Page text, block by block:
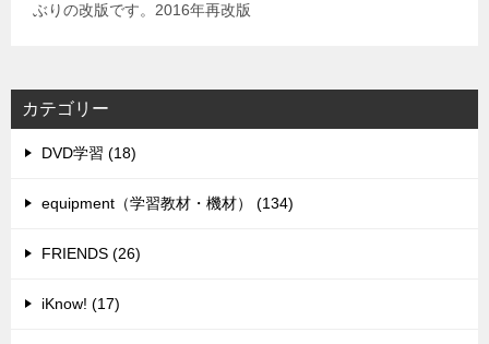
ぶりの改版です。2016年再改版
カテゴリー
DVD学習 (18)
equipment（学習教材・機材） (134)
FRIENDS (26)
iKnow! (17)